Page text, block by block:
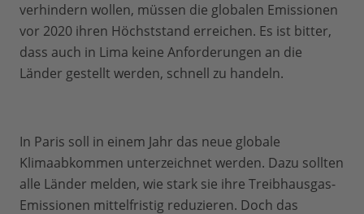
verhindern wollen, müssen die globalen Emissionen
vor 2020 ihren Höchststand erreichen. Es ist bitter,
dass auch in Lima keine Anforderungen an die
Länder gestellt werden, schnell zu handeln.
In Paris soll in einem Jahr das neue globale
Klimaabkommen unterzeichnet werden. Dazu sollten
alle Länder melden, wie stark sie ihre Treibhausgas-
Emissionen mittelfristig reduzieren. Doch das